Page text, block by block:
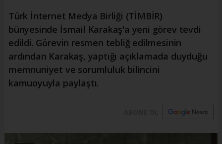
Türk İnternet Medya Birliği (TİMBİR)
bünyesinde İsmail Karakaş'a yeni görev tevdi
edildi. Görevin resmen tebliğ edilmesinin
ardından Karakaş, yaptığı açıklamada duyduğu
memnuniyet ve sorumluluk bilincini
kamuoyuyla paylaştı.